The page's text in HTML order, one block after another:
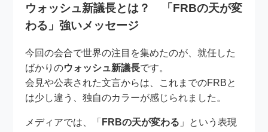
ウォッシュ新議長とは？ 「FRBの天が変
わる」強いメッセージ
今回の会合で世界の注目を集めたのが、就任した
ばかりのウォッシュ新議長です。
会見や公表された文言からは、これまでのFRBと
は少し違う、独自のカラーが感じられました。
メディアでは、「 FRBの天が変わる 」という表現